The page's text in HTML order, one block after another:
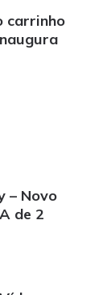
carrinho
– Novo
de 2